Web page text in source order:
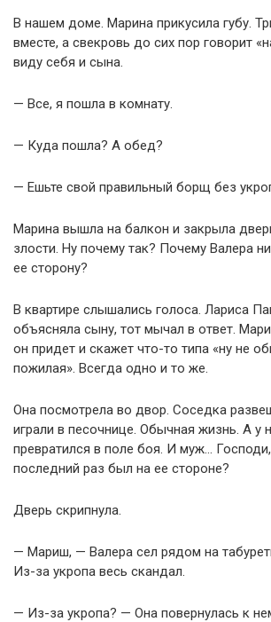
В нашем доме. Марина прикусила губу.
вместе, а свекровь до сих пор говорит
виду себя и сына.
— Все, я пошла в комнату.
— Куда пошла? А обед?
— Ешьте свой правильный борщ без
Марина вышла на балкон и закрыла
злости. Ну почему так? Почему Валера
ее сторону?
В квартире слышались голоса. Лариса
объясняла сыну, тот мычал в ответ.
он придет и скажет что-то типа «ну не
пожилая». Всегда одно и то же.
Она посмотрела во двор. Соседка
играли в песочнице. Обычная жизнь. А у
превратился в поле боя. И муж…
последний раз был на ее стороне?
Дверь скрипнула.
— Мариш, — Валера сел рядом на
Из-за укропа весь скандал.
— Из-за укропа? — Она повернулась к